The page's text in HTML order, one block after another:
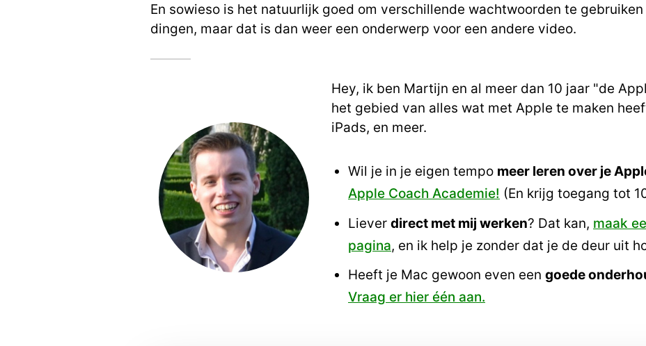
En sowieso is het natuurlijk goed om verschillende wachtwoorden te
dingen, maar dat is dan weer een onderwerp voor een andere video.
Hey, ik ben Martijn en al meer dan 10 jaar "de
het gebied van alles wat met Apple te maken
iPads, en meer.
Wil je in je eigen tempo meer leren over je
Apple Coach Academie! (En krijg toegang tot
Liever direct met mij werken? Dat kan, maak
pagina, en ik help je zonder dat je de deur uit
Heeft je Mac gewoon even een goede
Vraag er hier één aan.